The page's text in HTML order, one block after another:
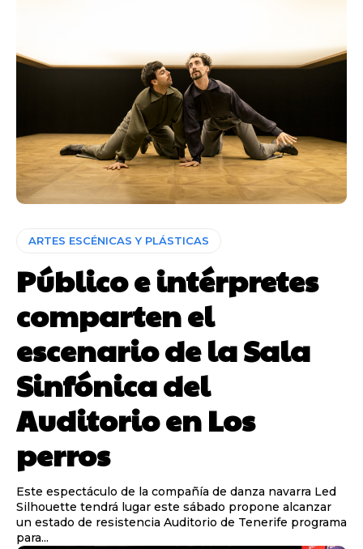
ARTES ESCÉNICAS Y PLÁSTICAS
Público e intérpretes
comparten el
escenario de la Sala
Sinfónica del
Auditorio en Los
perros
Este espectáculo de la compañía de danza navarra Led
Silhouette tendrá lugar este sábado propone alcanzar
un estado de resistencia Auditorio de Tenerife programa
para...